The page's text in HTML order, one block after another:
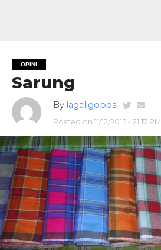
OPINI
Sarung
By lagaligopos
Posted on 11/12/2015 - 21:17 PM